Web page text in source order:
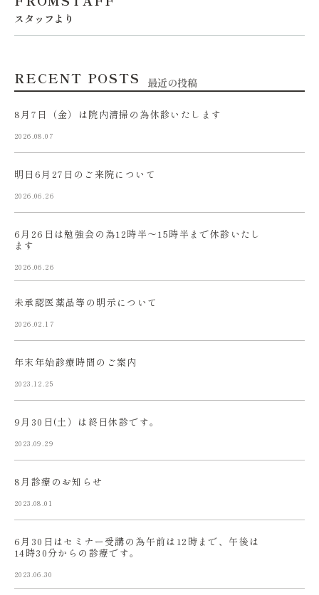
スタッフより
RECENT POSTS 最近の投稿
8月7日（金）は院内清掃の為休診いたします
2026.08.07
明日6月27日のご来院について
2026.06.26
6月26日は勉強会の為12時半〜15時半まで休診いたし
ます
2026.06.26
未承認医薬品等の明示について
2026.02.17
年末年始診療時間のご案内
2023.12.25
9月30日(土）は終日休診です。
2023.09.29
8月診療のお知らせ
2023.08.01
6月30日はセミナー受講の為午前は12時まで、午後は
14時30分からの診療です。
2023.06.30